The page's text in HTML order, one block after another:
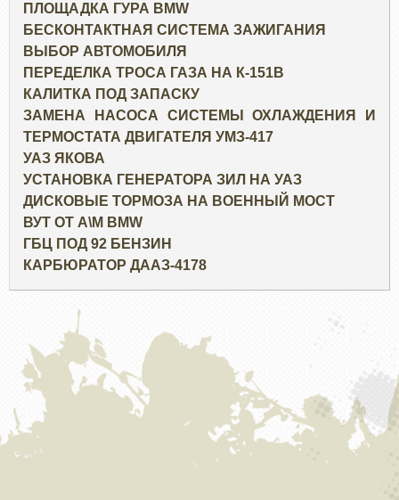
ПЛОЩАДКА ГУРА BMW
БЕСКОНТАКТНАЯ СИСТЕМА ЗАЖИГАНИЯ
ВЫБОР АВТОМОБИЛЯ
ПЕРЕДЕЛКА ТРОСА ГАЗА НА К-151В
КАЛИТКА ПОД ЗАПАСКУ
ЗАМЕНА НАСОСА СИСТЕМЫ ОХЛАЖДЕНИЯ И
ТЕРМОСТАТА ДВИГАТЕЛЯ УМЗ-417
УАЗ ЯКОВА
УСТАНОВКА ГЕНЕРАТОРА ЗИЛ НА УАЗ
ДИСКОВЫЕ ТОРМОЗА НА ВОЕННЫЙ МОСТ
ВУТ ОТ А\М BMW
ГБЦ ПОД 92 БЕНЗИН
КАРБЮРАТОР ДААЗ-4178